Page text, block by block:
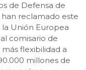
de Defensa de
reclamado este
Unión Europea
comisario de
flexibilidad a
millones de